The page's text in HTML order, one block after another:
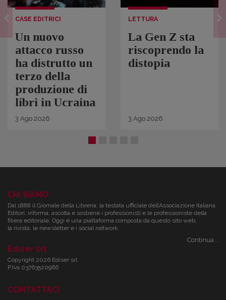
CASE EDITRICI
Un nuovo
attacco russo
ha distrutto un
terzo della
produzione di
libri in Ucraina
3 Ago 2026
LETTURA
La Gen Z sta
riscoprendo la
distopia
3 Ago 2026
CHI SIAMO
Dal 1888 il Giornale della Libreria, la testata ufficiale dell’Associazione Italiana
Editori, informa, ascolta e sostiene i professionisti e le professioniste della
filiera editoriale. Oggi è una piattaforma composta da questo sito web,
la rivista, le newsletter e i social network.
Continua...
Ediser srl
Copyright 2026 Ediser srl
P.Iva 03763520966
CONTATTACI